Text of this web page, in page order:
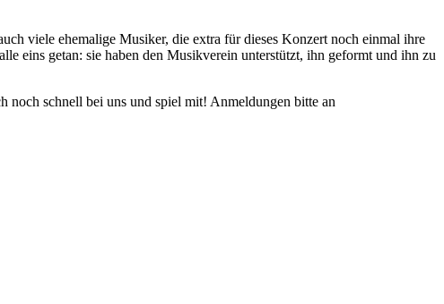
viele ehemalige Musiker, die extra für dieses Konzert noch einmal ihre
eins getan: sie haben den Musikverein unterstützt, ihn geformt und ihn zu
noch schnell bei uns und spiel mit! Anmeldungen bitte an